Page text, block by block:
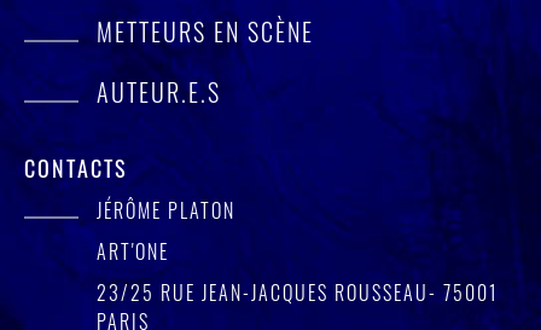
METTEURS EN SCÈNE
AUTEUR.E.S
CONTACTS
JÉRÔME PLATON
ART'ONE
23/25 RUE JEAN-JACQUES ROUSSEAU- 75001
PARIS